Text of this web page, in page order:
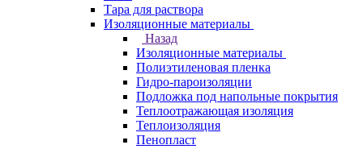
Тара для раствора
Изоляционные материалы
Назад
Изоляционные материалы
Полиэтиленовая пленка
Гидро-пароизоляции
Подложка под напольные покрытия
Теплоотражающая изоляция
Теплоизоляция
Пенопласт